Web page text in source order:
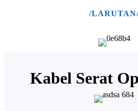
/
Kabel Serat